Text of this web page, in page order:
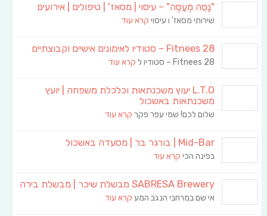
"נַסֵּה מְעַסֶּה" – עיסוי | מסאז' | טיפולים | אירועים
שירותי מסאז' ו עיסוי קרא עוד
Fitnees 28 – סטודיו לאימונים אישיים וקבוצתיים
Fitnees 28 – סטודיו ל קרא עוד
L.T.O יעוץ משכנתאות וכלכלת משפחה | יועץ
משכנתאות באשכול
שלום לכם! שמי עפר פקר קרא עוד
Mid-Bar | בורגר בר | מסעדה באשכול
בפינה הכי קרא עוד
SABRESA Brewery מבשלת שיכר | מבשלת בירה
אי שם במרחבי הנגב המע קרא עוד